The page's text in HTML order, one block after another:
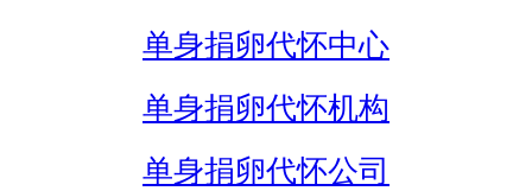
单身捐卵代怀中心
单身捐卵代怀机构
单身捐卵代怀公司